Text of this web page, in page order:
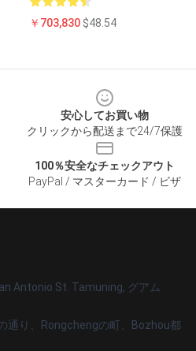
￥703,830$48.54
安心してお買い物
クリックから配送まで24/7保護
100％安全なチェックアウト
PayPal / マスターカード / ビザ
Antonio St. Tamuning, グアム
通り、Rongchengの町、Bozhou都